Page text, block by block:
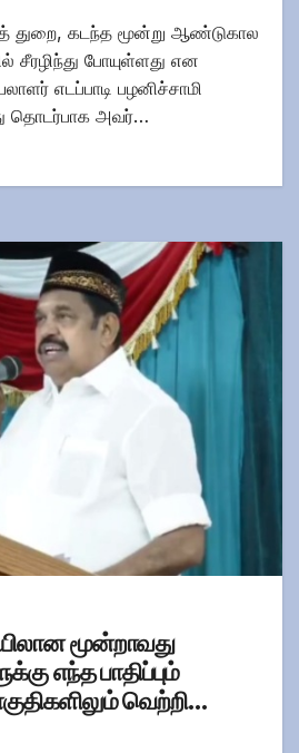
துறை, கடந்த மூன்று ஆண்டுகால
சீரழிந்து போயுள்ளது என
எடப்பாடி பழனிச்சாமி
தொடர்பாக அவர்…
மூன்றாவது
எந்த பாதிப்பும்
வெற்றி
பழனிச்சாமி